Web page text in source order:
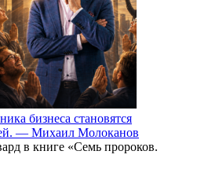
бизнеса становятся
— Михаил Молоканов
в книге «Семь пророков.